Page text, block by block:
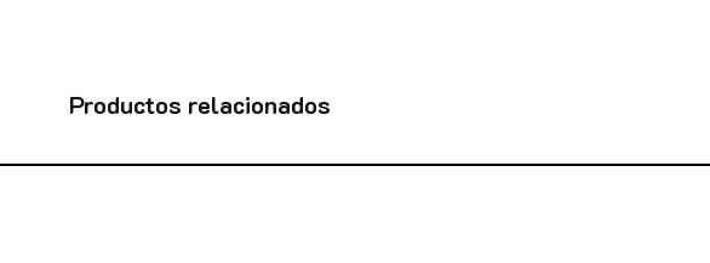
ci 19140, ci 77288, ci 77007, ci 77742, ci 77289,
Productos relacionados